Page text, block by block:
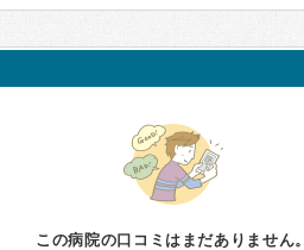
この病院の口コミはまだありません。